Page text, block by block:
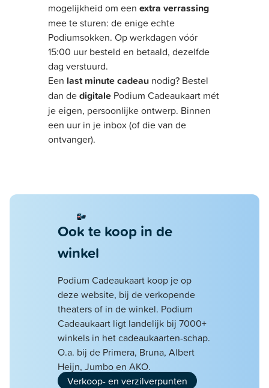
mogelijkheid om een extra verrassing
mee te sturen: de enige echte
Podiumsokken. Op werkdagen vóór
15:00 uur besteld en betaald, dezelfde
dag verstuurd.
Een last minute cadeau nodig? Bestel
dan dedigitale Podium Cadeaukaart mét
je eigen, persoonlijke ontwerp. Binnen
een uur in je inbox (of die van de
ontvanger).
Ook te koop in de
winkel
Podium Cadeaukaart koop je op
deze website, bij de verkopende
theaters of in de winkel. Podium
Cadeaukaart ligt landelijk bij 7000+
winkels in het cadeaukaarten-schap.
O.a. bij de Primera, Bruna, Albert
Heijn, Jumbo en AKO.
Verkoop- en verzilverpunten